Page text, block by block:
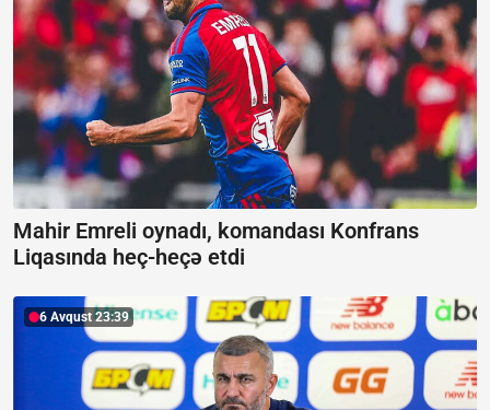
Mahir Emreli oynadı, komandası Konfrans
Liqasında heç-heçə etdi
6 Avqust 23:39